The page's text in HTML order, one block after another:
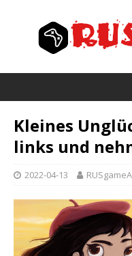
Kleines
links und
2022-04-13